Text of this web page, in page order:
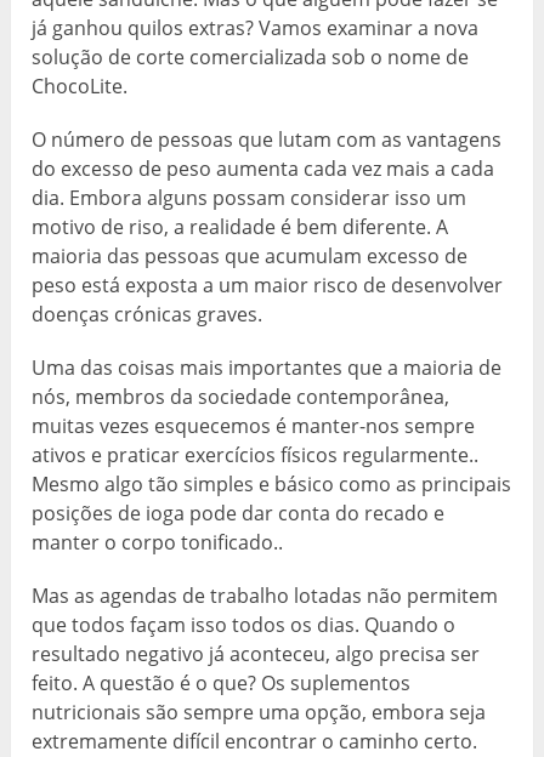
já ganhou quilos extras? Vamos examinar a nova
solução de corte comercializada sob o nome de
ChocoLite.
O número de pessoas que lutam com as vantagens
do excesso de peso aumenta cada vez mais a cada
dia. Embora alguns possam considerar isso um
motivo de riso, a realidade é bem diferente. A
maioria das pessoas que acumulam excesso de
peso está exposta a um maior risco de desenvolver
doenças crónicas graves.
Uma das coisas mais importantes que a maioria de
nós, membros da sociedade contemporânea,
muitas vezes esquecemos é manter-nos sempre
ativos e praticar exercícios físicos regularmente..
Mesmo algo tão simples e básico como as principais
posições de ioga pode dar conta do recado e
manter o corpo tonificado..
Mas as agendas de trabalho lotadas não permitem
que todos façam isso todos os dias. Quando o
resultado negativo já aconteceu, algo precisa ser
feito. A questão é o que? Os suplementos
nutricionais são sempre uma opção, embora seja
extremamente difícil encontrar o caminho certo.